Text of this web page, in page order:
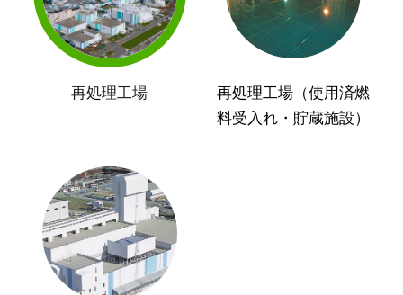
再処理工場
再処理工場（使用済燃
料受入れ・貯蔵施設）